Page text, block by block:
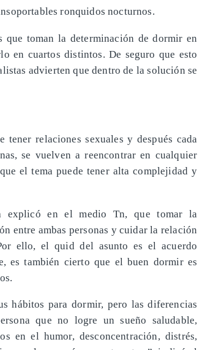
ronquidos nocturnos.
que toman la determinación de dormir en
en cuartos distintos. De seguro que esto
advierten que dentro de la solución se
tener relaciones sexuales y después cada
se vuelven a reencontrar en cualquier
el tema puede tener alta complejidad y
explicó en el medio Tn, que tomar la
entre ambas personas y cuidar la relación
ello, el quid del asunto es el acuerdo
es también cierto que el buen dormir es
hábitos para dormir, pero las diferencias
que no logre un sueño saludable,
en el humor, desconcentración, distrés,